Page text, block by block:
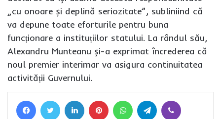
„cu onoare și deplină seriozitate”, subliniind că
va depune toate eforturile pentru buna
funcționare a instituțiilor statului. La rândul său,
Alexandru Munteanu și-a exprimat încrederea că
noul premier interimar va asigura continuitatea
activității Guvernului.
FacebookTwitter LinkedIn Pinterest WhatsAppTelegram